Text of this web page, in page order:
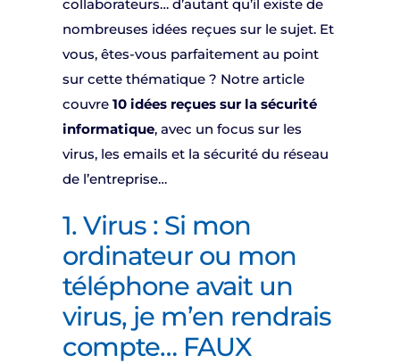
collaborateurs… d’autant qu’il existe de
nombreuses idées reçues sur le sujet. Et
vous, êtes-vous parfaitement au point
sur cette thématique ? Notre article
couvre 10 idées reçues sur la sécurité
informatique, avec un focus sur les
virus, les emails et la sécurité du réseau
de l’entreprise…
1. Virus : Si mon
ordinateur ou mon
téléphone avait un
virus, je m’en rendrais
compte… FAUX